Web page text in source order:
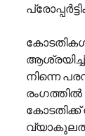
ആശ്രയിച്ച്
നിന്നെ